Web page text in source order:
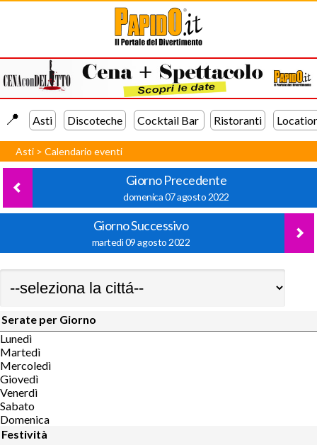
📍️ Asti Discoteche Cocktail Bar Ristoranti
Asti >Calendario eventi
Giorno Precedente
domenica 07 agosto 2022
Giorno Successivo
martedì 09 agosto 2022
Serate per Giorno
Lunedì
Martedì
Mercoledì
Giovedì
Venerdì
Sabato
Domenica
Festività